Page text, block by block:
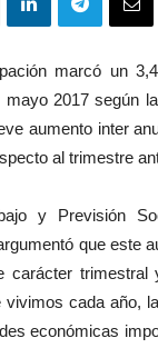
marcó un
2017 según
aumento inter
al trimestre
y Previsión
que este
carácter
vivimos cada año,
económicas